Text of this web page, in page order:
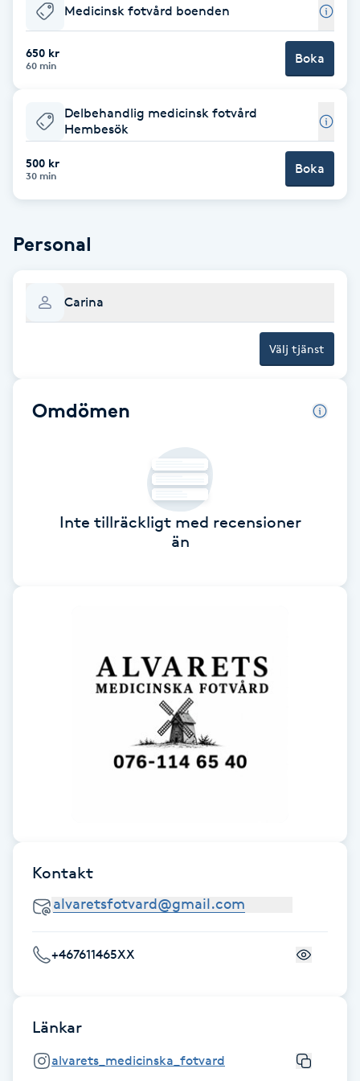
Babylights
Balayage
Bambumassage
Barber
BIAB
Blowout
Bröllopsuppsättning
Celluliter
Color correction
Dermapen
Diamantslipning
Enzympeeling
Extensions
Extensions borttagning
Medicinsk fotvård boenden
650 kr
60 min Boka
Delbehandlig medicinsk fotvård
Hembesök
500 kr
30 min Boka
Personal
Carina
Välj tjänst
Omdömen
Inte tillräckligt med recensioner
än
Kontakt
+467611465XX
Länkar
alvarets_medicinska_fotvard